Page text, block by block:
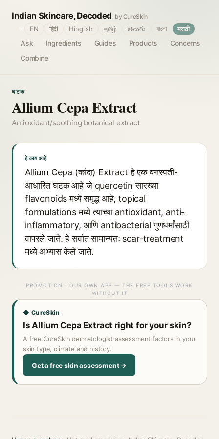
Indian Skincare, Decoded by CureSkin
Ask Ingredients Guides Products
Concerns
Combine
EN हिंदी Hinglish தமிழ் తెలుగు বাংলা मराठी
घटक
Allium Cepa Extract
Antioxidant/soothing botanical extract
हे काय आहे
Allium Cepa (कांदा) Extract हे एक वनस्पती-
आधारित घटक आहे जे quercetin सारख्या
flavonoids मध्ये समृद्ध आहे, topical
formulations मध्ये त्याच्या antioxidant, anti-
inflammatory, आणि antibacterial गुणधर्मांसाठी
वापरले जाते. हे सर्वात सामान्यतः scar-treatment
मध्ये अभ्यास केले जाते.
PROMOTION · OUR OWN APP — THE FREE TOOLS WORK
WITHOUT IT
◆ CureSkin
Is Allium Cepa Extract right for your skin?
A free CureSkin dermatologist assessment factors in your
skin type, climate and history.
Get a free skin assessment →